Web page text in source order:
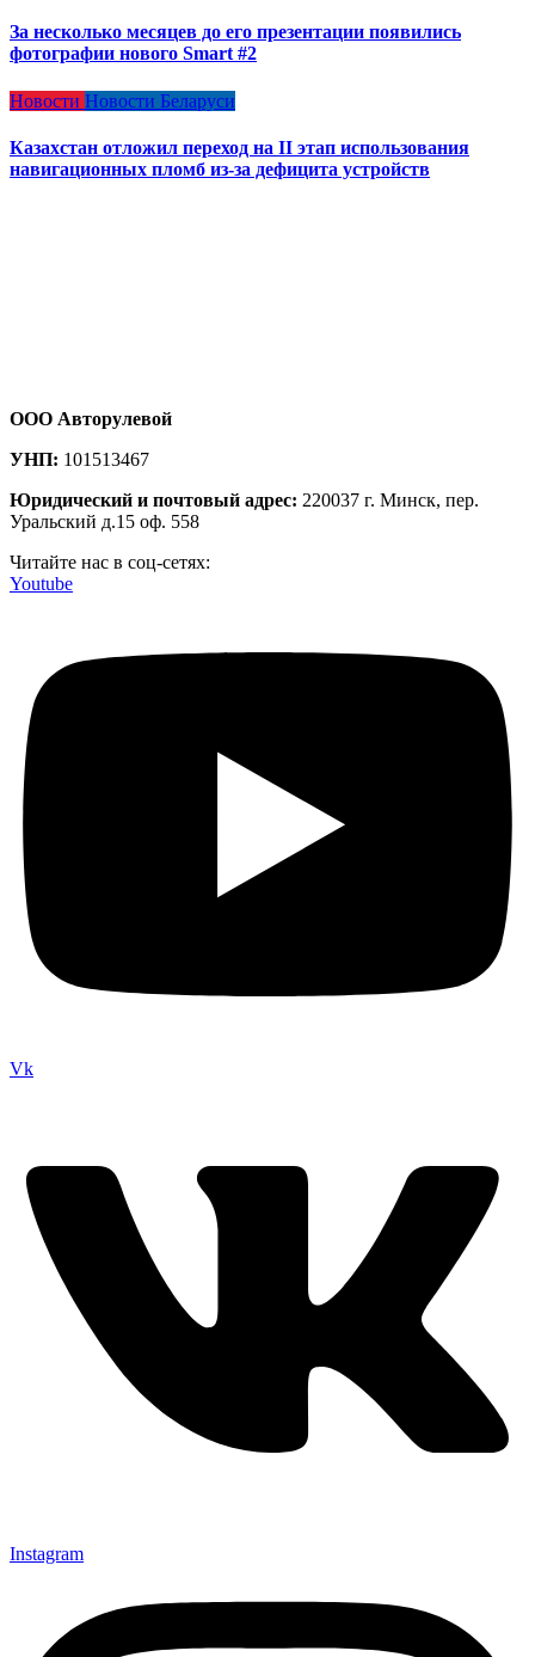
За несколько месяцев до его презентации появились
фотографии нового Smart #2
Новости Новости Беларуси
Казахстан отложил переход на II этап использования
навигационных пломб из-за дефицита устройств
ООО Авторулевой
УНП: 101513467
Юридический и почтовый адрес: 220037 г. Минск, пер.
Уральский д.15 оф. 558
Читайте нас в соц-сетях:
Youtube
Vk
Instagram